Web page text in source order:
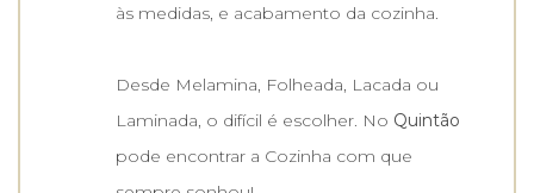
às medidas, e acabamento da cozinha.
Desde Melamina, Folheada, Lacada ou
Laminada, o difícil é escolher. No Quintão
pode encontrar a Cozinha com que